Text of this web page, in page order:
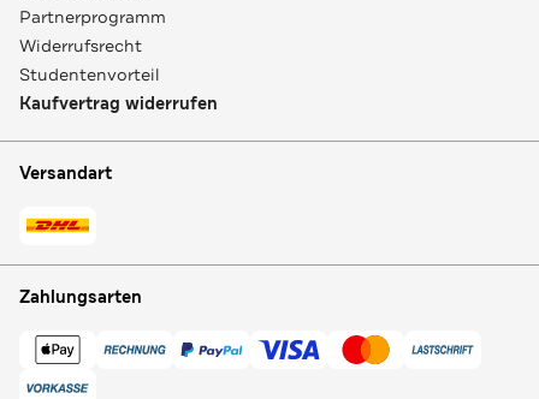
Partnerprogramm
Widerrufsrecht
Studentenvorteil
Kaufvertrag widerrufen
Versandart
Zahlungsarten